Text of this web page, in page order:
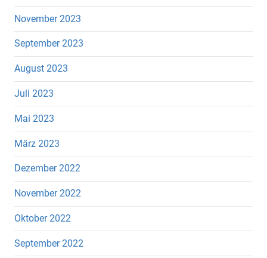
November 2023
September 2023
August 2023
Juli 2023
Mai 2023
März 2023
Dezember 2022
November 2022
Oktober 2022
September 2022